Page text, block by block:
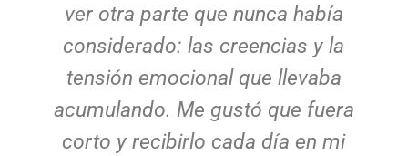
entender qué pasa dentro de ti. Yo
tenía mucha ansiedad antes de
dormir y con el reto empecé a
relajarme sin forzar nada. Los
ejercicios de autohipnosis me